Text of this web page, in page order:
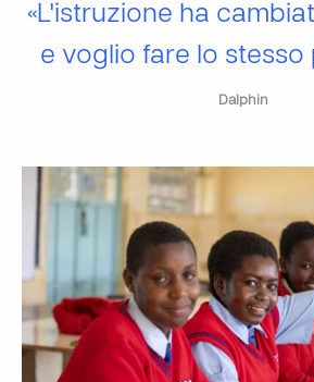
«L'istruzione ha
e voglio fare lo stesso
Dalphin